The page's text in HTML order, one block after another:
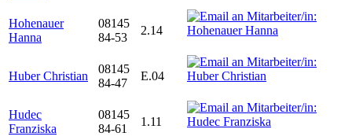
Hohenauer
Hanna
08145
84-53
2.14
Huber Christian
08145
84-47
E.04
Hudec
Franziska
08145
84-61
1.11